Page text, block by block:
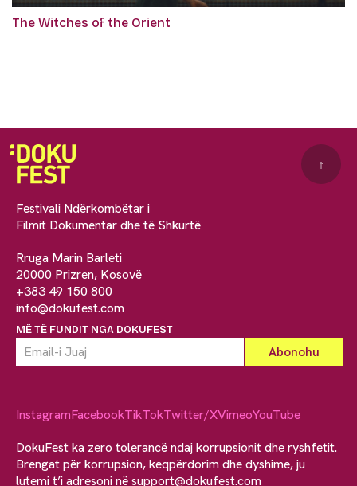
The Witches of the Orient
Festivali Ndërkombëtar i
Filmit Dokumentar dhe të Shkurtë
Rruga Marin Barleti
20000 Prizren, Kosovë
+383 49 150 800
info@dokufest.com
MË TË FUNDIT NGA DOKUFEST
↑
InstagramFacebookTikTokTwitter/XVimeoYouTube
DokuFest ka zero tolerancë ndaj korrupsionit dhe ryshfetit.
Brengat për korrupsion, keqpërdorim dhe dyshime, ju
lutemi t’i adresoni nësupport@dokufest.com